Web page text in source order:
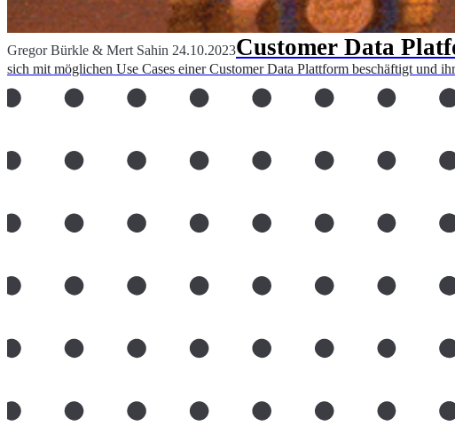
Gregor Bürkle & Mert Sahin 24.10.2023Customer Data
sich mit möglichen Use Cases einer Customer Data Plattform beschäftigt und